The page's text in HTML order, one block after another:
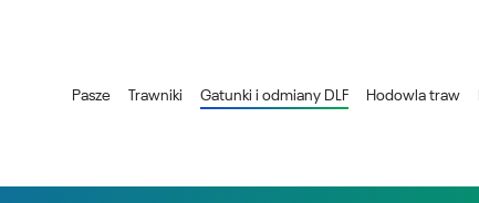
Pasze Trawniki Gatunki i odmiany DLF Hodowla traw